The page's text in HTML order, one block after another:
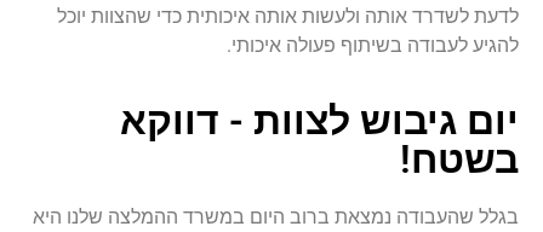
לדעת לשדרד אותה ולעשות אותה איכותית כדי שהצוות יוכל
להגיע לעבודה בשיתוף פעולה איכותי.
יום גיבוש לצוות - דווקא
בשטח!
בגלל שהעבודה נמצאת ברוב היום במשרד ההמלצה שלנו היא